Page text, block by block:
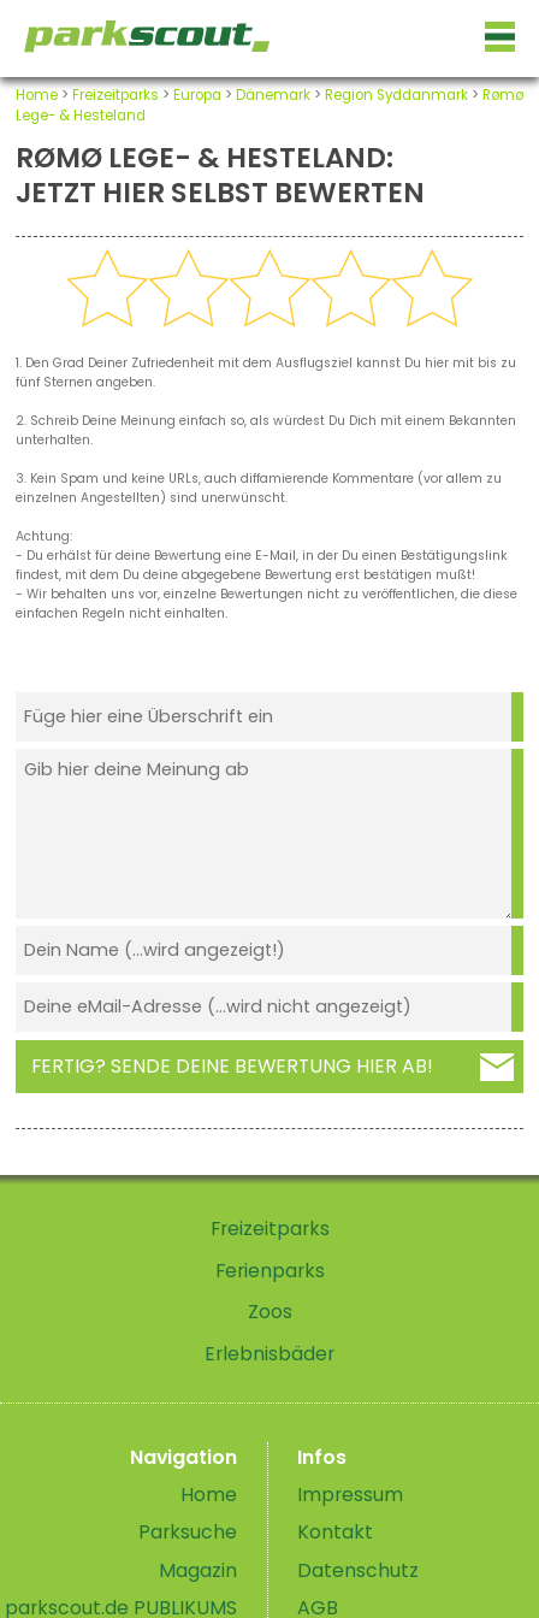
Home> Freizeitparks > Europa > Dänemark> Region Syddanmark> Rømø
Lege- & Hesteland
RØMØ LEGE- & HESTELAND:
JETZT HIER SELBST BEWERTEN
1. Den Grad Deiner Zufriedenheit mit dem Ausflugsziel kannst Du hier mit bis zu
fünf Sternen angeben.
2. Schreib Deine Meinung einfach so, als würdest Du Dich mit einem Bekannten
unterhalten.
3. Kein Spam und keine URLs, auch diffamierende Kommentare (vor allem zu
einzelnen Angestellten) sind unerwünscht.
Achtung:
- Du erhälst für deine Bewertung eine E-Mail, in der Du einen Bestätigungslink
findest, mit dem Du deine abgegebene Bewertung erst bestätigen mußt!
- Wir behalten uns vor, einzelne Bewertungen nicht zu veröffentlichen, die diese
einfachen Regeln nicht einhalten.
FERTIG? SENDE DEINE BEWERTUNG HIER AB!
Freizeitparks
Ferienparks
Zoos
Erlebnisbäder
Navigation
Home
Parksuche
Magazin
parkscout.de PUBLIKUMS
Infos
Impressum
Kontakt
Datenschutz
AGB